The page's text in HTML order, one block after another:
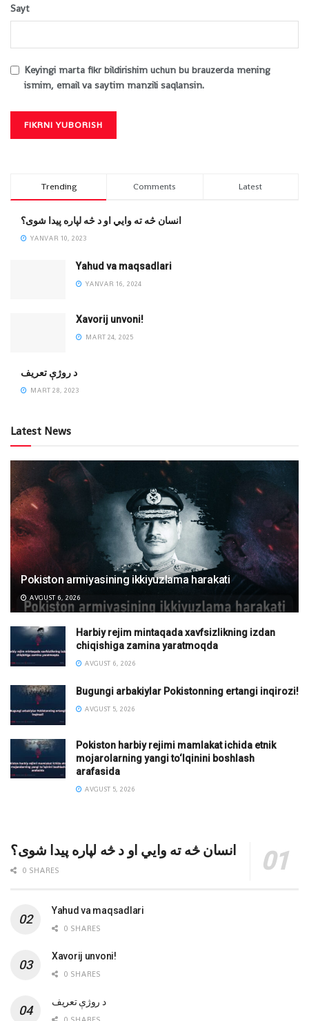
Sayt
Keyingi marta fikr bildirishim uchun bu brauzerda mening
ismim, email va saytim manzili saqlansin.
Trending Comments Latest
انسان څه ته وایي او د څه لپاره پیدا شوی؟
YANVAR 10, 2023
Yahud va maqsadlari
YANVAR 16, 2024
Xavorij unvoni!
MART 24, 2025
‌د روژې تعریف
MART 28, 2023
Latest News
Pokiston armiyasining ikkiyuzlama harakati
AVGUST 6, 2026
Harbiy rejim mintaqada xavfsizlikning izdan
chiqishiga zamina yaratmoqda
AVGUST 6, 2026
Bugungi arbakiylar Pokistonning ertangi inqirozi!
AVGUST 5, 2026
Pokiston harbiy rejimi mamlakat ichida etnik
mojarolarning yangi to‘lqinini boshlash
arafasida
AVGUST 5, 2026
انسان څه ته وایي او د څه لپاره پیدا شوی؟
0 SHARES
Yahud va maqsadlari
0 SHARES
Xavorij unvoni!
0 SHARES
‌د روژې تعریف